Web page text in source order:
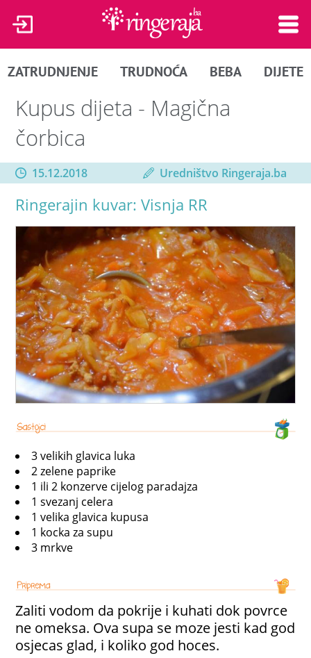
ZATRUDNJENJE TRUDNOĆA BEBA DIJETE
Kupus dijeta - Magična
čorbica
15.12.2018 Uredništvo Ringeraja.ba
Ringerajin kuvar: Visnja RR
3 velikih glavica luka
2 zelene paprike
1 ili 2 konzerve cijelog paradajza
1 svezanj celera
1 velika glavica kupusa
1 kocka za supu
3 mrkve
Zaliti vodom da pokrije i kuhati dok povrce
ne omeksa. Ova supa se moze jesti kad god
osjecas glad, i koliko god hoces.